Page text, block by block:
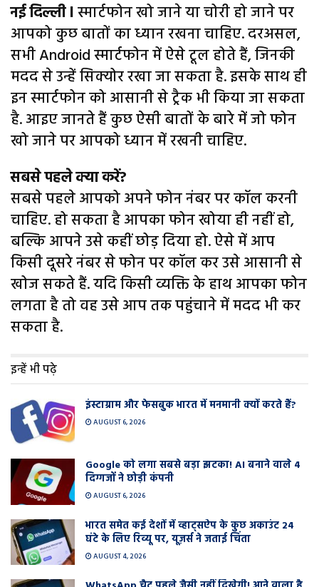
नई दिल्ली lस्मार्टफोन खो जाने या चोरी हो जाने पर
आपको कुछ बातों का ध्यान रखना चाहिए. दरअसल,
सभी Android स्मार्टफोन में ऐसे टूल होते हैं, जिनकी
मदद से उन्हें सिक्योर रखा जा सकता है. इसके साथ ही
इन स्मार्टफोन को आसानी से ट्रैक भी किया जा सकता
है. आइए जानते हैं कुछ ऐसी बातों के बारे में जो फोन
खो जाने पर आपको ध्यान में रखनी चाहिए.
सबसे पहले क्या करें?
सबसे पहले आपको अपने फोन नंबर पर कॉल करनी
चाहिए. हो सकता है आपका फोन खोया ही नहीं हो,
बल्कि आपने उसे कहीं छोड़ दिया हो. ऐसे में आप
किसी दूसरे नंबर से फोन पर कॉल कर उसे आसानी से
खोज सकते हैं. यदि किसी व्यक्ति के हाथ आपका फोन
लगता है तो वह उसे आप तक पहुंचाने में मदद भी कर
सकता है.
इन्हें भी पढ़े
इंस्टाग्राम और फेसबुक भारत में मनमानी क्यों करते हैं?
AUGUST 6, 2026
Google को लगा सबसे बड़ा झटका! AI बनाने वाले 4
दिग्गजों ने छोड़ी कंपनी
AUGUST 6, 2026
भारत समेत कई देशों में व्हाट्सऐप के कुछ अकाउंट 24
घंटे के लिए रिव्यू पर, यूज़र्स ने जताई चिंता
AUGUST 4, 2026